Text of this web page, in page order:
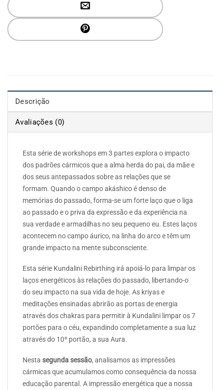
Descrição
Avaliações (0)
Esta série de workshops em 3 partes explora o impacto
dos padrões cármicos que a alma herda do pai, da mãe e
dos seus antepassados sobre as relações que se
formam. Quando o campo akáshico é denso de
memórias do passado, forma-se um forte laço que o liga
ao passado e o priva da expressão e da experiência na
sua verdade e armadilhas no seu pequeno eu. Estes laços
acontecem no campo áurico, na linha do arco e têm um
grande impacto na mente subconsciente.
Esta série Kundalini Rebirthing irá apoiá-lo para limpar os
laços energéticos às relações do passado, libertando-o
do seu impacto na sua vida de hoje. As kriyas e
meditações ensinadas abrirão as portas de energia
através dos chakras para permitir à Kundalini limpar os 7
portões para o céu, expandindo completamente a sua luz
através do 10º portão, a sua Aura.
Nesta segunda sessão, analisamos as impressões
cármicas que acumulamos como consequência da nossa
educação parental. A impressão energética que a nossa